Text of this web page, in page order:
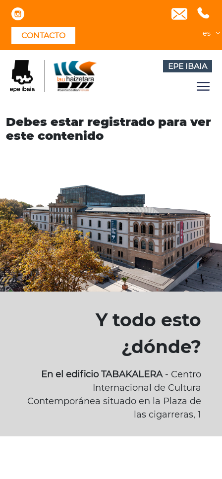
Skip
contentCONTACTO es
EPE IBAIA
Debes estar registrado para ver
este contenido
Y todo esto
¿dónde?
En el edificio TABAKALERA- Centro
Internacional de Cultura
Contemporánea situado en la Plaza de
las cigarreras, 1